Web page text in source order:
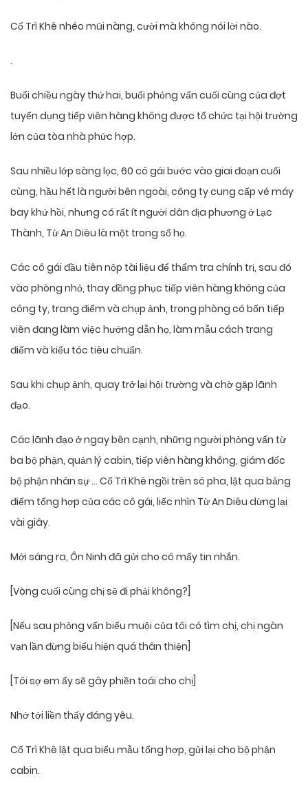
Cố Trì Khê nhéo mũi nàng, cười mà không nói lời nào.
.
Buổi chiều ngày thứ hai, buổi phỏng vấn cuối cùng của đợt
tuyển dụng tiếp viên hàng không được tổ chức tại hội trường
lớn của tòa nhà phức hợp.
Sau nhiều lớp sàng lọc, 60 cô gái bước vào giai đoạn cuối
cùng, hầu hết là người bên ngoài, công ty cung cấp vé máy
bay khứ hồi, nhưng có rất ít người dân địa phương ở Lạc
Thành, Từ An Diêu là một trong số họ.
Các cô gái đầu tiên nộp tài liệu để thẩm tra chính trị, sau đó
vào phòng nhỏ, thay đồng phục tiếp viên hàng không của
công ty, trang điểm và chụp ảnh, trong phòng có bốn tiếp
viên đang làm việc hướng dẫn họ, làm mẫu cách trang
điểm và kiểu tóc tiêu chuẩn.
Sau khi chụp ảnh, quay trở lại hội trường và chờ gặp lãnh
đạo.
Các lãnh đạo ở ngay bên cạnh, những người phỏng vấn từ
ba bộ phận, quản lý cabin, tiếp viên hàng không, giám đốc
bộ phận nhân sự … Cố Trì Khê ngồi trên sô pha, lật qua bảng
điểm tổng hợp của các cô gái, liếc nhìn Từ An Diêu dừng lại
vài giây.
Mới sáng ra, Ôn Ninh đã gửi cho cô mấy tin nhắn.
[Vòng cuối cùng chị sẽ đi phải không?]
[Nếu sau phỏng vấn biểu muội của tôi có tìm chị, chị ngàn
vạn lần đừng biểu hiện quá thân thiện]
[Tôi sợ em ấy sẽ gây phiền toái cho chị]
Nhớ tới liền thấy đáng yêu.
Cố Trì Khê lật qua biểu mẫu tổng hợp, gửi lại cho bộ phận
cabin.